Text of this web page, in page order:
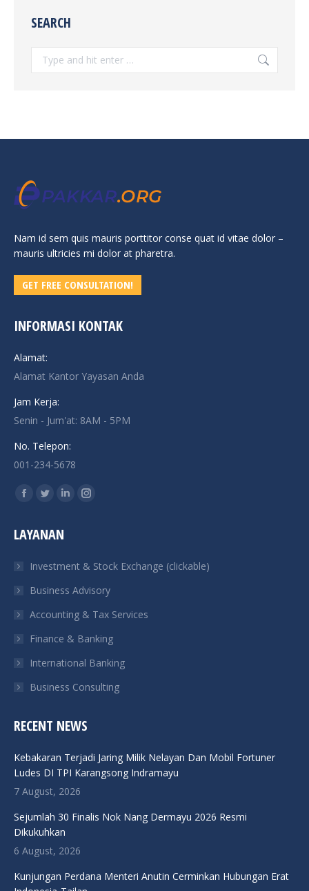
SEARCH
Search:
Nam id sem quis mauris porttitor conse quat id vitae dolor –
mauris ultricies mi dolor at pharetra.
GET FREE CONSULTATION!
INFORMASI KONTAK
Alamat:
Alamat Kantor Yayasan Anda
Jam Kerja:
Senin - Jum'at: 8AM - 5PM
No. Telepon:
001-234-5678
Find us on:
Facebook
opens
new
window
Twitter
opens
new
window
Linkedin
new
window
Instagram
new
window
LAYANAN
Investment & Stock Exchange (clickable)
Business Advisory
Accounting & Tax Services
Finance & Banking
International Banking
Business Consulting
RECENT NEWS
Kebakaran Terjadi Jaring Milik Nelayan Dan Mobil Fortuner
Ludes DI TPI Karangsong Indramayu
7 August, 2026
Sejumlah 30 Finalis Nok Nang Dermayu 2026 Resmi
Dikukuhkan
6 August, 2026
Kunjungan Perdana Menteri Anutin Cerminkan Hubungan Erat